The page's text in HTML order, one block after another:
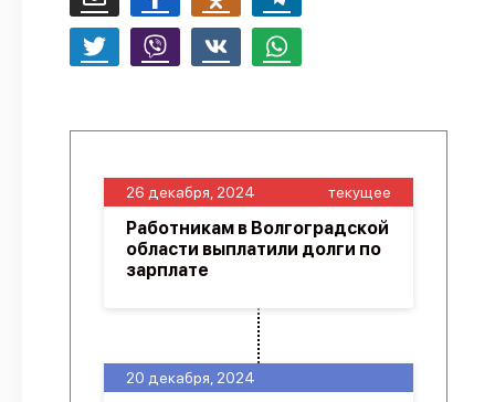
20 декабря, 2024
26 декабря, 2024 текущее
Работникам в Волгоградской
области выплатили долги по
зарплате